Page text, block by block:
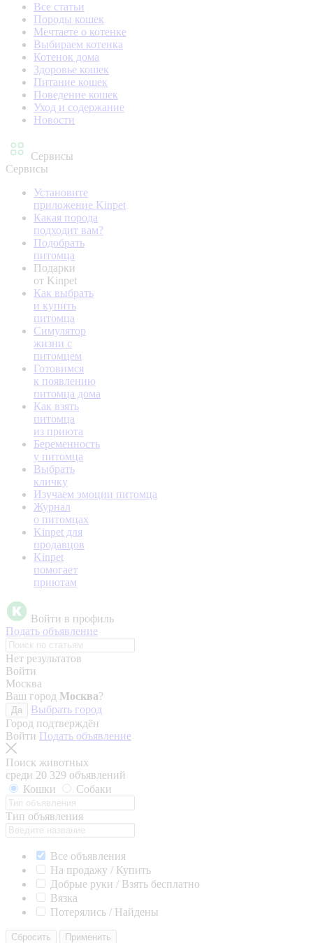
Все статьи
Породы кошек
Мечтаете о котенке
Выбираем котенка
Котенок дома
Здоровье кошек
Питание кошек
Поведение кошек
Уход и содержание
Новости
Сервисы
Сервисы
Установите
приложение Kinpet
Какая порода
подходит вам?
Подобрать
питомца
Подарки
от Kinpet
Как выбрать
и купить
питомца
Симулятор
жизни с
питомцем
Готовимся
к появлению
питомца дома
Как взять
питомца
из приюта
Беременность
у питомца
Выбрать
кличку
Изучаем эмоции питомца
Журнал
о питомцах
Kinpet для
продавцов
Kinpet
помогает
приютам
Войти в профиль
Подать объявление
Нет результатов
Войти
Москва
Ваш город Москва?
Да
Выбрать город
Город подтверждён
Войти Подать объявление
Поиск животных
среди 20 329 объявлений
Кошки
Собаки
Тип объявления
Все объявления
На продажу / Купить
Добрые руки / Взять бесплатно
Вязка
Потерялись / Найдены
Сбросить Применить